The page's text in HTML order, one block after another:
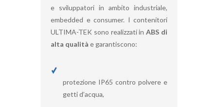
e sviluppatori in ambito industriale,
embedded e consumer. I contenitori
ULTIMA-TEK sono realizzati in ABS di
alta qualità e garantiscono:
protezione IP65 contro polvere e
getti d’acqua,